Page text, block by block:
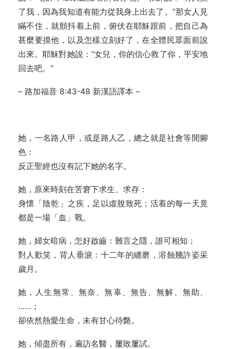
了我，因為我知道有能力從我身上出去了。”那女人見
瞞不住，就顫抖着上前，俯伏在耶穌跟前，把自己為
甚麼要摸他，以及怎樣立刻好了，在全體民眾面前說
出來。耶穌對她說：“女兒，你的信心救了你，平安地
回去吧。”
– 路加福音 8:43-48 新漢語譯本 –
她，一名路人甲，或是路人乙，總之就是社會等閒腳
色：
反正聖經也沒有記下她的名字。
她，原來時刻在苦窘下求生、求存：
身懷「陰乾」之疾，足以虛脫致死；活着的每一天竟
都是一場「血」戰。
她，婦女暗病，怎好啟齒：難言之隱，誰可相知；
對人歡笑，背人垂淚：十二年的纏磨，溶蝕幾許姿采
歲月。
她，人生無常、無奈、無辜、無告、無解、無助、
……；
卻依然熱愛生命，未有甘心待斃。
她，傾盡所有，遍訪名醫，屢敗屢試。